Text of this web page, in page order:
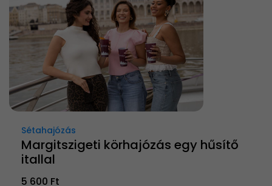
Sétahajózás
Margitszigeti körhajózás egy hűsítő
itallal
5 600 Ft